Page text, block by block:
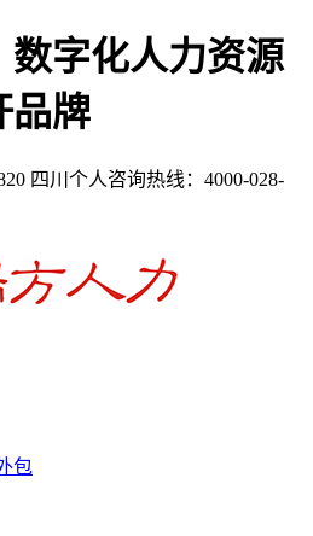
数字化人力资源
品牌
四川个人咨询热线：4000-028-
包